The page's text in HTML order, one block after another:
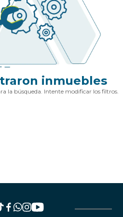
inmuebles
la búsqueda. Intente modificar los filtros.